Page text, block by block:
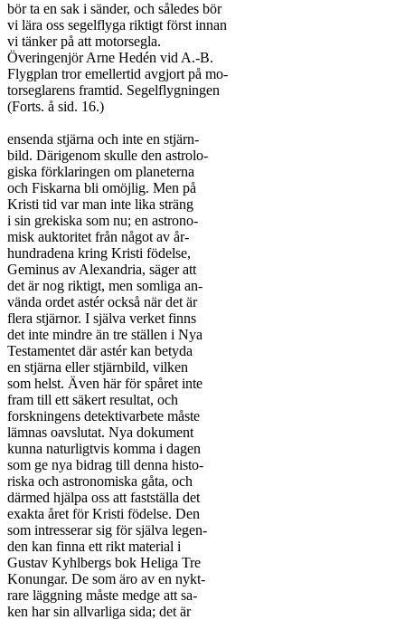
bör ta en sak i sänder, och således bör
vi lära oss segelflyga riktigt först innan
vi tänker på att motorsegla.
Överingenjör Arne Hedén vid A.-B.
Flygplan tror emellertid avgjort på mo-
torseglarens framtid. Segelflygningen
(Forts. å sid. 16.)
ensenda stjärna och inte en stjärn-
bild. Därigenom skulle den astrolo-
giska förklaringen om planeterna
och Fiskarna bli omöjlig. Men på
Kristi tid var man inte lika sträng
i sin grekiska som nu; en astrono-
misk auktoritet från något av år-
hundradena kring Kristi födelse,
Geminus av Alexandria, säger att
det är nog riktigt, men somliga an-
vända ordet astér också när det är
flera stjärnor. I själva verket finns
det inte mindre än tre ställen i Nya
Testamentet där astér kan betyda
en stjärna eller stjärnbild, vilken
som helst. Även här för spåret inte
fram till ett säkert resultat, och
forskningens detektivarbete måste
lämnas oavslutat. Nya dokument
kunna naturligtvis komma i dagen
som ge nya bidrag till denna histo-
riska och astronomiska gåta, och
därmed hjälpa oss att fastställa det
exakta året för Kristi födelse. Den
som intresserar sig för själva legen-
den kan finna ett rikt material i
Gustav Kyhlbergs bok Heliga Tre
Konungar. De som äro av en nykt-
rare läggning måste medge att sa-
ken har sin allvarliga sida; det är